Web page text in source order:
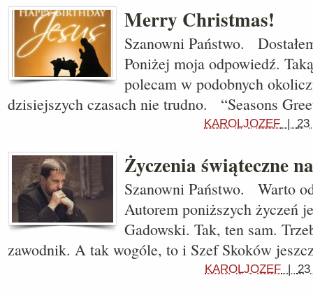
Merry Christmas!
Szanowni Państwo.
Poniżej moja odpowiedź.
polecam w podobnych
dzisiejszych czasach nie trudno. “Seasons
KAROLJOZEF | 23
Życzenia świąteczne
Szanowni Państwo. Warto
Autorem poniższych życzeń
Gadowski. Tak, ten sam.
zawodnik. A tak wogóle, to i Szef Skoków
KAROLJOZEF | 23